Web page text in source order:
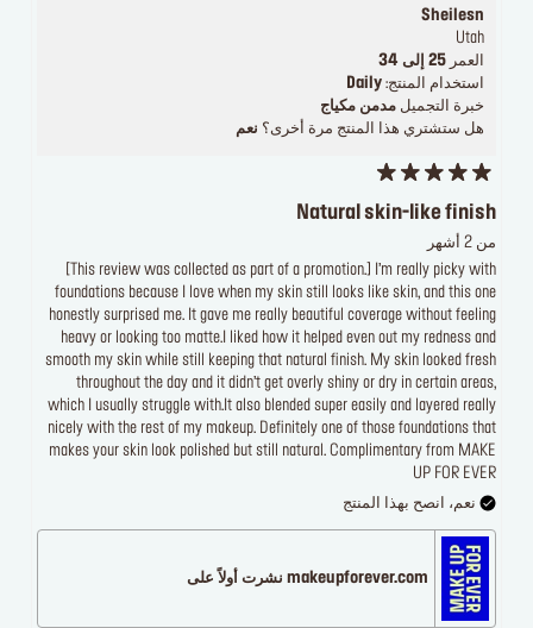
Sheilesn
Utah
العمر 25 إلى 34
استخدام المنتج: Daily
خبرة التجميل مدمن مكياج
هل ستشتري هذا المنتج مرة أخرى؟ نعم
Natural skin-like finish
من 2 أشهر
[This review was collected as part of a promotion.] I’m really picky with
foundations because I love when my skin still looks like skin, and this one
honestly surprised me. It gave me really beautiful coverage without feeling
heavy or looking too matte.I liked how it helped even out my redness and
smooth my skin while still keeping that natural finish. My skin looked fresh
throughout the day and it didn’t get overly shiny or dry in certain areas,
which I usually struggle with.It also blended super easily and layered really
nicely with the rest of my makeup. Definitely one of those foundations that
makes your skin look polished but still natural. Complimentary from MAKE
UP FOR EVER
نعم، انصح بهذا المنتج
makeupforever.com نشرت أولاً على